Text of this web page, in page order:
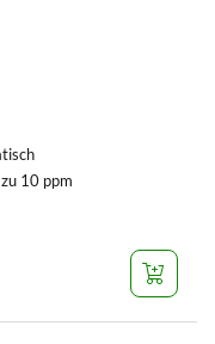
zu 10 ppm